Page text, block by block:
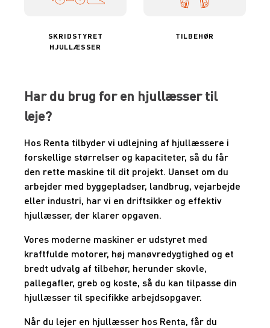
SKRIDSTYRET
HJULLÆSSER
TILBEHØR
Har du brug for en hjullæsser til
leje?
Hos Renta tilbyder vi udlejning af hjullæssere i
forskellige størrelser og kapaciteter, så du får
den rette maskine til dit projekt. Uanset om du
arbejder med byggepladser, landbrug, vejarbejde
eller industri, har vi en driftsikker og effektiv
hjullæsser, der klarer opgaven.
Vores moderne maskiner er udstyret med
kraftfulde motorer, høj manøvredygtighed og et
bredt udvalg af tilbehør, herunder skovle,
pallegafler, greb og koste, så du kan tilpasse din
hjullæsser til specifikke arbejdsopgaver.
Når du lejer en hjullæsser hos Renta, får du